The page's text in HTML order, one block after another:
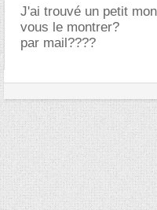
J'ai trouvé un petit
vous le montrer?
par mail????